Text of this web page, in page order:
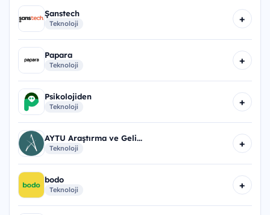
Şanstech
Teknoloji +
Papara
Teknoloji +
Psikolojiden
Teknoloji +
AYTU Araştırma ve Geli...
Teknoloji +
bodo
Teknoloji +